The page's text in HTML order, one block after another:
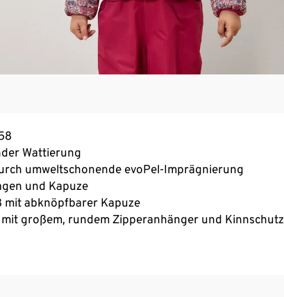
Wattierung
umweltschonende evoPel-Imprägnierung
und Kapuze
mit abknöpfbarer Kapuze
großem, rundem Zipperanhänger und Kinnschutz